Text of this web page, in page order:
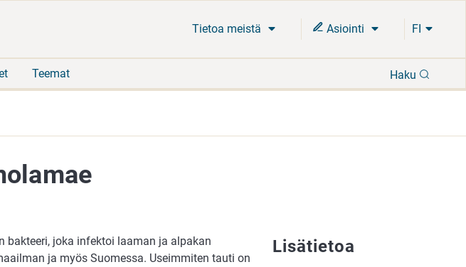
Tietoa meistä Asiointi FI
Teemat Haku
bakteeri, joka infektoi laaman ja alpakan
ja myös Suomessa. Useimmiten tauti on
Lisätietoa